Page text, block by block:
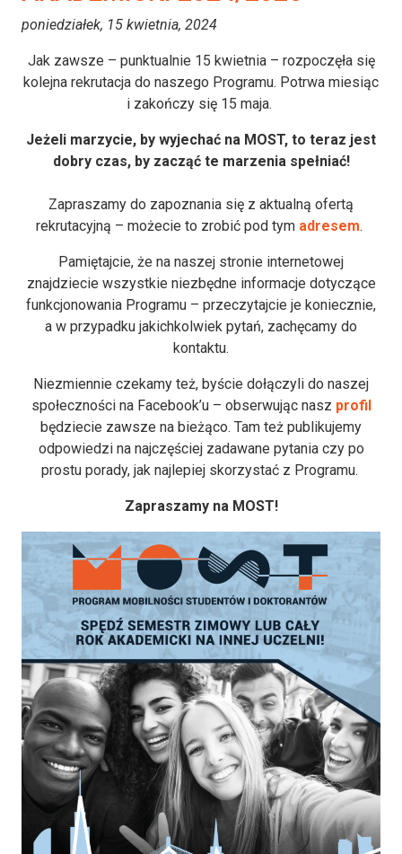
poniedziałek, 15 kwietnia, 2024
Jak zawsze – punktualnie 15 kwietnia – rozpoczęła się
kolejna rekrutacja do naszego Programu. Potrwa miesiąc
i zakończy się 15 maja.
Jeżeli marzycie, by wyjechać na MOST, to teraz jest
dobry czas, by zacząć te marzenia spełniać!
Zapraszamy do zapoznania się z aktualną ofertą
rekrutacyjną – możecie to zrobić pod tym adresem.
Pamiętajcie, że na naszej stronie internetowej
znajdziecie wszystkie niezbędne informacje dotyczące
funkcjonowania Programu – przeczytajcie je koniecznie,
a w przypadku jakichkolwiek pytań, zachęcamy do
kontaktu.
Niezmiennie czekamy też, byście dołączyli do naszej
społeczności na Facebook’u – obserwując nasz profil
będziecie zawsze na bieżąco. Tam też publikujemy
odpowiedzi na najczęściej zadawane pytania czy po
prostu porady, jak najlepiej skorzystać z Programu.
Zapraszamy na MOST!